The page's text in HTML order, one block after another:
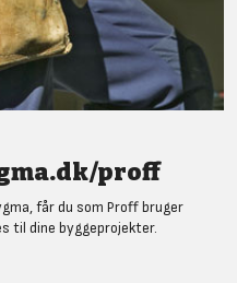
proff
får du som Proff bruger
til dine byggeprojekter.